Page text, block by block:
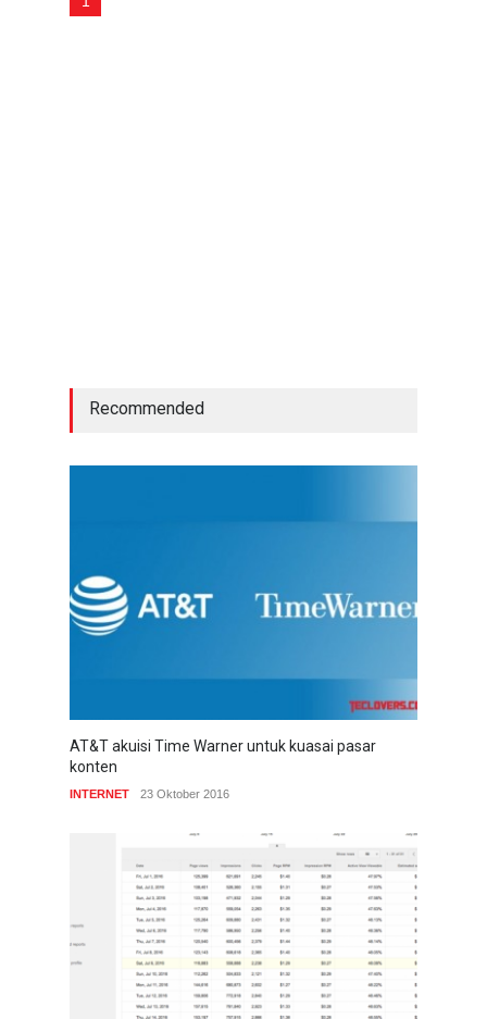
Recommended
AT&T akuisi Time Warner untuk kuasai pasar
konten
INTERNET 23 Oktober 2016